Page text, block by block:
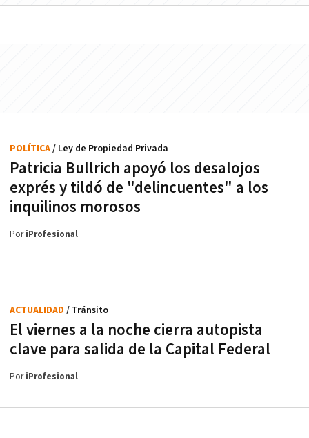
Patricia Bullrich apoyó los desalojos
exprés y tildó de "delincuentes" a los
inquilinos morosos
POLÍTICA/ Ley de Propiedad Privada
PoriProfesional
El viernes a la noche cierra autopista
clave para salida de la Capital Federal
ACTUALIDAD / Tránsito
PoriProfesional